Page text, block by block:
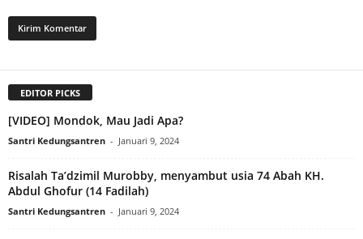
EDITOR PICKS
[VIDEO] Mondok, Mau Jadi Apa?
Santri Kedungsantren - Januari 9, 2024
Risalah Ta’dzimil Murobby, menyambut usia 74 Abah KH.
Abdul Ghofur (14 Fadilah)
Santri Kedungsantren - Januari 9, 2024